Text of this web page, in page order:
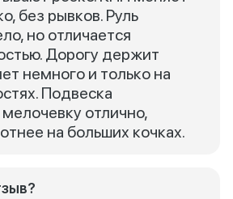
без рывков. Руль
но отличается
Дорогу держит
немного и только на
Подвеска
отлично,
на больших кочках.